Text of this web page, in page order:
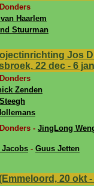
Haarlem
Stuurman
Jos
22 dec - 6
Zenden
- JingLong
Jacobs - Guus Jetten
20 okt